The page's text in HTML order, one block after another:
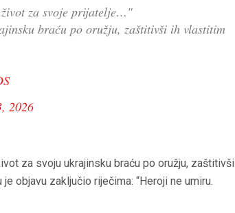
život za svoje prijatelje…"
braću po oružju, zaštitivši ih vlastitim
2026
za svoju ukrajinsku braću po oružju, zaštitivši
objavu zaključio riječima: “Heroji ne umiru.